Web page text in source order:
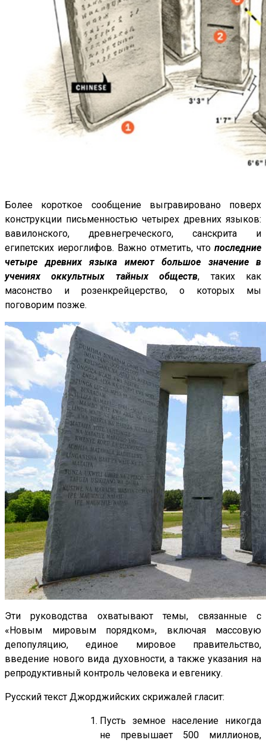
Более короткое сообщение выгравировано поверх
конструкции письменностью четырех древних языков:
вавилонского, древнегреческого, санскрита и
египетских иероглифов. Важно отметить, что последние
четыре древних языка имеют большое значение в
учениях оккультных тайных обществ, таких как
масонство и розенкрейцерство, о которых мы
поговорим позже.
Эти руководства охватывают темы, связанные с
«Новым мировым порядком», включая массовую
депопуляцию, единое мировое правительство,
введение нового вида духовности, а также указания на
репродуктивный контроль человека и евгенику.
Русский текст Джорджийских скрижалей гласит:
Пусть земное население никогда
не превышает 500 миллионов,